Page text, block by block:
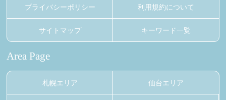
プライバシーポリシー 利用規約について
サイトマップ キーワード一覧
Area Page
札幌エリア 仙台エリア